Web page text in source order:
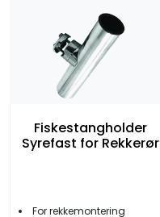
Fiskestangholder
Syrefast for Rekkerør
For rekkemontering